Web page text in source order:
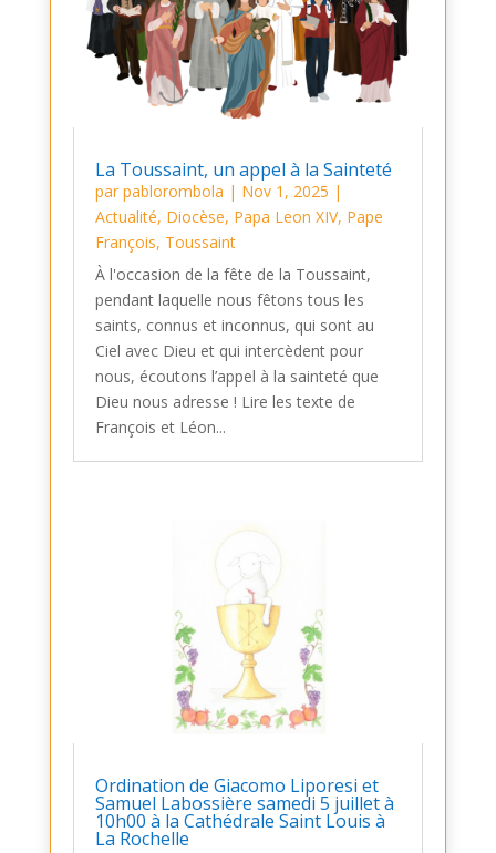
La Toussaint, un appel à la Sainteté
par pablorombola | Nov 1, 2025 |
Actualité, Diocèse, Papa Leon XIV, Pape
François, Toussaint
À l'occasion de la fête de la Toussaint,
pendant laquelle nous fêtons tous les
saints, connus et inconnus, qui sont au
Ciel avec Dieu et qui intercèdent pour
nous, écoutons l’appel à la sainteté que
Dieu nous adresse ! Lire les texte de
François et Léon...
Ordination de Giacomo Liporesi et
Samuel Labossière samedi 5 juillet à
10h00 à la Cathédrale Saint Louis à
La Rochelle